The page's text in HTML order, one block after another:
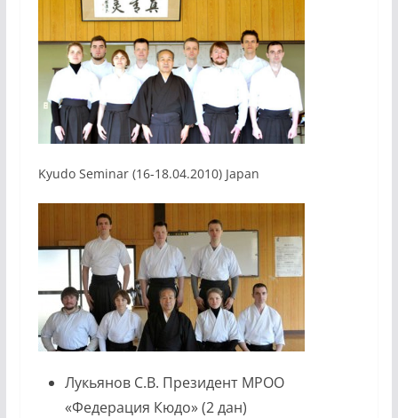
Kyudo Seminar (16-18.04.2010) Japan
Лукьянов С.В. Президент МРОО
«Федерация Кюдо» (2 дан)